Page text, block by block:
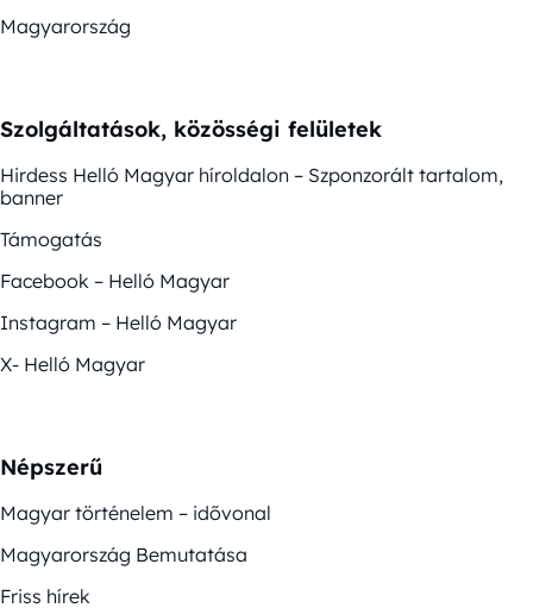
Magyarország
Szolgáltatások, közösségi felületek
Hirdess Helló Magyar híroldalon – Szponzorált tartalom,
banner
Támogatás
Facebook – Helló Magyar
Instagram – Helló Magyar
X- Helló Magyar
Népszerű
Magyar történelem – idővonal
Magyarország Bemutatása
Friss hírek